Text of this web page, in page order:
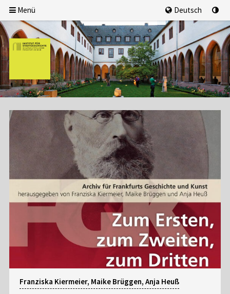
Menü Deutsch
Franziska Kiermeier, Maike Brüggen, Anja Heuß